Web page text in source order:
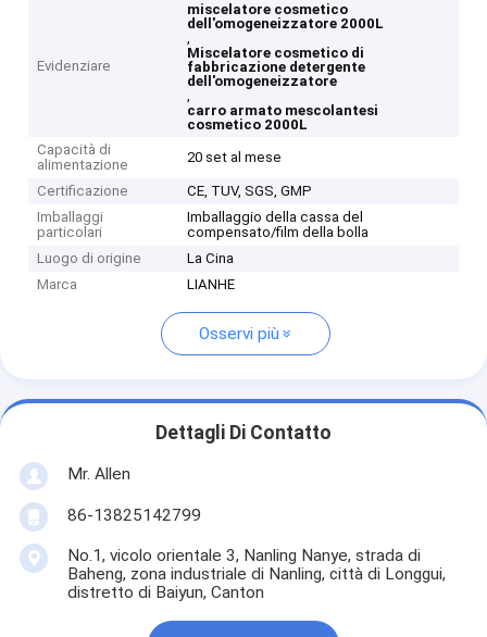
Evidenziare
miscelatore cosmetico
dell'omogeneizzatore 2000L
,
Miscelatore cosmetico di
fabbricazione detergente
dell'omogeneizzatore
,
carro armato mescolantesi
cosmetico 2000L
Capacità di
alimentazione
20 set al mese
Certificazione
CE, TUV, SGS, GMP
Imballaggi
particolari
Imballaggio della cassa del
compensato/film della bolla
Luogo di origine
La Cina
Marca
LIANHE
Osservi più
Dettagli Di Contatto
Mr. Allen
86-13825142799
No.1, vicolo orientale 3, Nanling Nanye, strada di
Baheng, zona industriale di Nanling, città di Longgui,
distretto di Baiyun, Canton